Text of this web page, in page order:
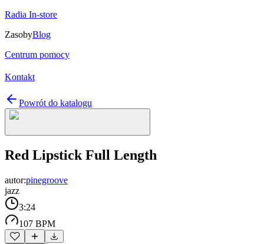
Radia In-store
ZasobyBlog
Centrum pomocy
Kontakt
Powrót do katalogu
Red Lipstick Full Length
autor:pinegroove
jazz
3:24
107 BPM